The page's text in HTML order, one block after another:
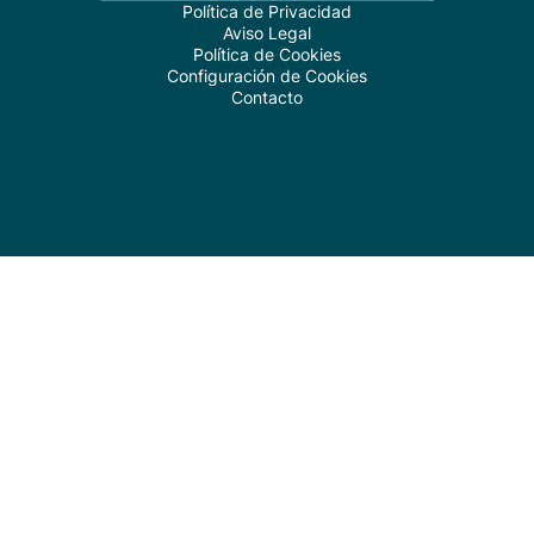
Política de Privacidad
Aviso Legal
Política de Cookies
Configuración de Cookies
Contacto